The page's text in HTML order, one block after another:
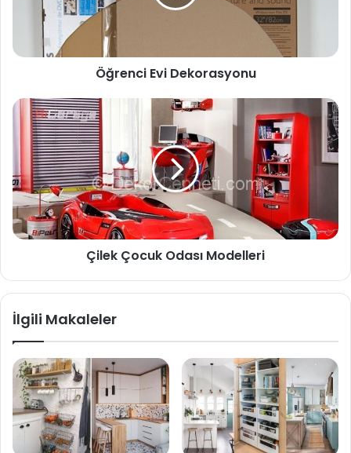
Öğrenci Evi Dekorasyonu
Çilek Çocuk Odası Modelleri
İlgili Makaleler